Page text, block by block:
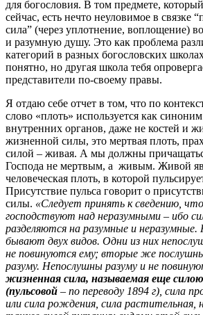
для богословия. В том предмете,
сейчас, есть нечто неуловимое в связке
сила” (через уплотнение, воплощение)
и разумную душу. Это как проблема
категорий в разных богословских
понятно, но другая школа тебя
представители по-своему правы.
Я отдаю себе отчет в том, что по
слово «плоть» используется как
внутренних органов, даже не костей и
жизненной силы, это мертвая плоть,
силой – живая. А мы должны
Господа не мертвым, а живым. Живой
человеческая плоть, в которой
Присутствие пульса говорит о
силы. «Следует принять к сведению,
господствуют над неразумными – ибо
разделяются на разумные и
бывают двух видов. Одни из них
не повинуются ему; вторые же
разуму. Непослушны разуму и не
жизненная сила, называемая еще
(пульсовой – по переводу 1894 г), сила
или сила рождения, сила растительная,